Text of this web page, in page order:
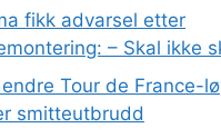
fikk advarsel etter
– Skal ikke
Tour de France-
smitteutbrudd